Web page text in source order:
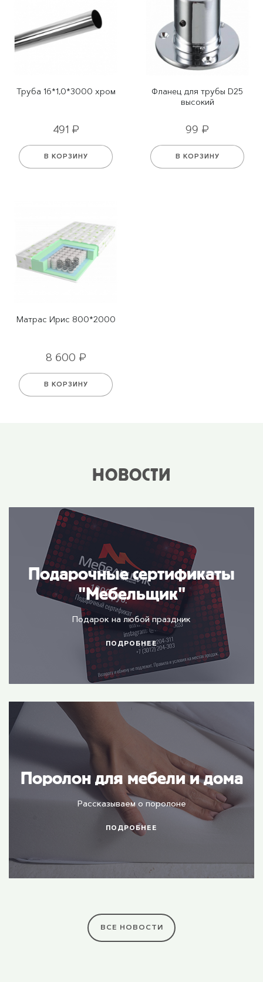
Труба 16*1,0*3000 хром
491 ₽
В КОРЗИНУ
Фланец для трубы D25
высокий
99 ₽
В КОРЗИНУ
Матрас Ирис 800*2000
8 600 ₽
В КОРЗИНУ
НОВОСТИ
Подарочные сертификаты
"Мебельщик"
Подарок на любой праздник
ПОДРОБНЕЕ
Поролон для мебели и дома
Рассказываем о поролоне
ПОДРОБНЕЕ
ВСЕ НОВОСТИ